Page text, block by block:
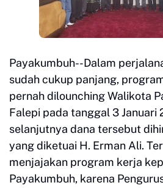
Payakumbuh--Dalam
sudah cukup panjang,
pernah dilounching Walikota
Falepi pada tanggal 3 Januari
selanjutnya dana tersebut
yang diketuai H. Erman Ali.
menjajakan program kerja
Payakumbuh, karena